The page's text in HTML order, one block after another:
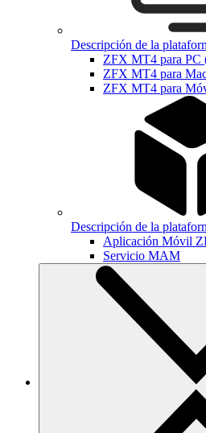
Descripción de la
ZFX MT4 para PC
ZFX MT4 para
ZFX MT4 para
Descripción de la
Aplicación Móvil
Servicio MAM